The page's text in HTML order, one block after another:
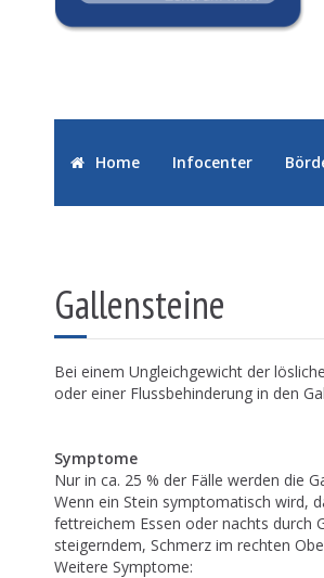
Home Infocenter
Gallensteine
Bei einem Ungleichgewicht der
oder einer Flussbehinderung in den
Symptome
Nur in ca. 25 % der Fälle werden die
Wenn ein Stein symptomatisch wird,
fettreichem Essen oder nachts durch
steigerndem, Schmerz im rechten
Weitere Symptome: